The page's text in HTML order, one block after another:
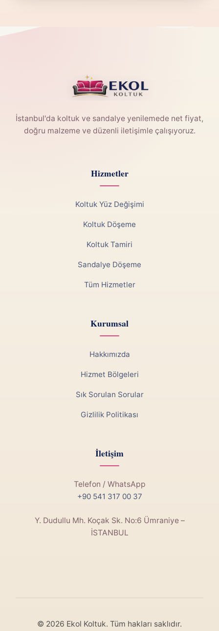
İstanbul'da koltuk ve sandalye yenilemede net fiyat,
doğru malzeme ve düzenli iletişimle çalışıyoruz.
Hizmetler
Koltuk Yüz Değişimi
Koltuk Döşeme
Koltuk Tamiri
Sandalye Döşeme
Tüm Hizmetler
Kurumsal
Hakkımızda
Hizmet Bölgeleri
Sık Sorulan Sorular
Gizlilik Politikası
İletişim
Telefon / WhatsApp
+90 541 317 00 37
Y. Dudullu Mh. Koçak Sk. No:6 Ümraniye –
İSTANBUL
© 2026 Ekol Koltuk. Tüm hakları saklıdır.